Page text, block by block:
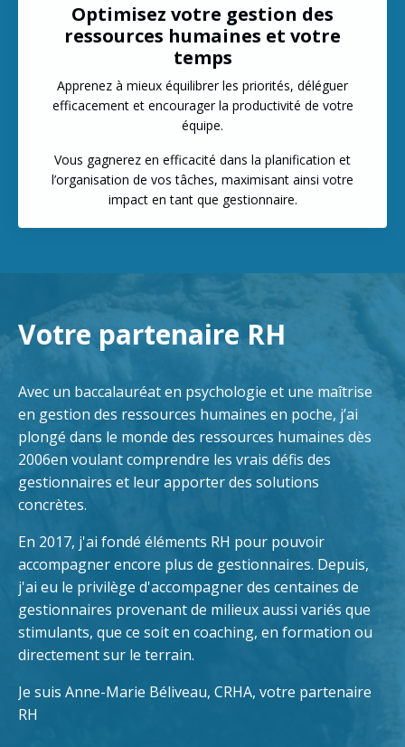
Optimisez votre gestion des
ressources humaines et votre
temps
Apprenez à mieux équilibrer les priorités, déléguer
efficacement et encourager la productivité de votre
équipe.
Vous gagnerez en efficacité dans la planification et
l’organisation de vos tâches, maximisant ainsi votre
impact en tant que gestionnaire.
Votre partenaire RH
Avec un baccalauréat en psychologie et une maîtrise
en gestion des ressources humaines en poche, j’ai
plongé dans le monde des ressources humaines dès
2006en voulant comprendre les vrais défis des
gestionnaires et leur apporter des solutions
concrètes.
En 2017, j'ai fondé éléments RH pour pouvoir
accompagner encore plus de gestionnaires. Depuis,
j'ai eu le privilège d'accompagner des centaines de
gestionnaires provenant de milieux aussi variés que
stimulants, que ce soit en coaching, en formation ou
directement sur le terrain.
Je suis Anne-Marie Béliveau, CRHA, votre partenaire
RH